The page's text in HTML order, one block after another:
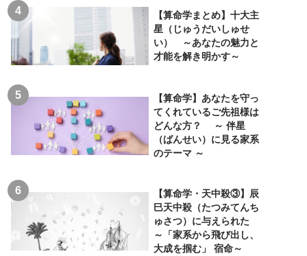
【算命学まとめ】十大主
星（じゅうだいしゅせ
い） ～あなたの魅力と
才能を解き明かす～
【算命学】あなたを守っ
てくれているご先祖様は
どんな方？ ～ 伴星
（ばんせい）に見る家系
のテーマ ～
【算命学・天中殺③】辰
巳天中殺（たつみてんち
ゅさつ）に与えられた
～「家系から飛び出し、
大成を掴む」 宿命～